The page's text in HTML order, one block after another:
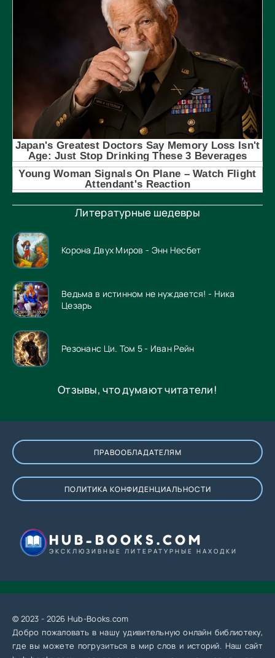
Литературные шедевры
Корона Двух Миров - Энн Несбет
Ведьма в истинном не нуждается! - Ника
Цезарь
Резонанс Ци. Том 5 - Иван Рейн
Отзывы, что думают читатели!
ПРАВООБЛАДАТЕЛЯМ
ПОЛИТИКА КОНФИДЕНЦИАЛЬНОСТИ
HUB-BOOKS.COM
ЭКСКЛЮЗИВНЫЕ ЛИТЕРАТУРНЫЕ НАХОДКИ
© 2023 - 2026 Hub-Books.com
Добро пожаловать в нашу удивительную онлайн библиотеку,
где вы можете погрузиться в мир слов и историй. Наш сайт